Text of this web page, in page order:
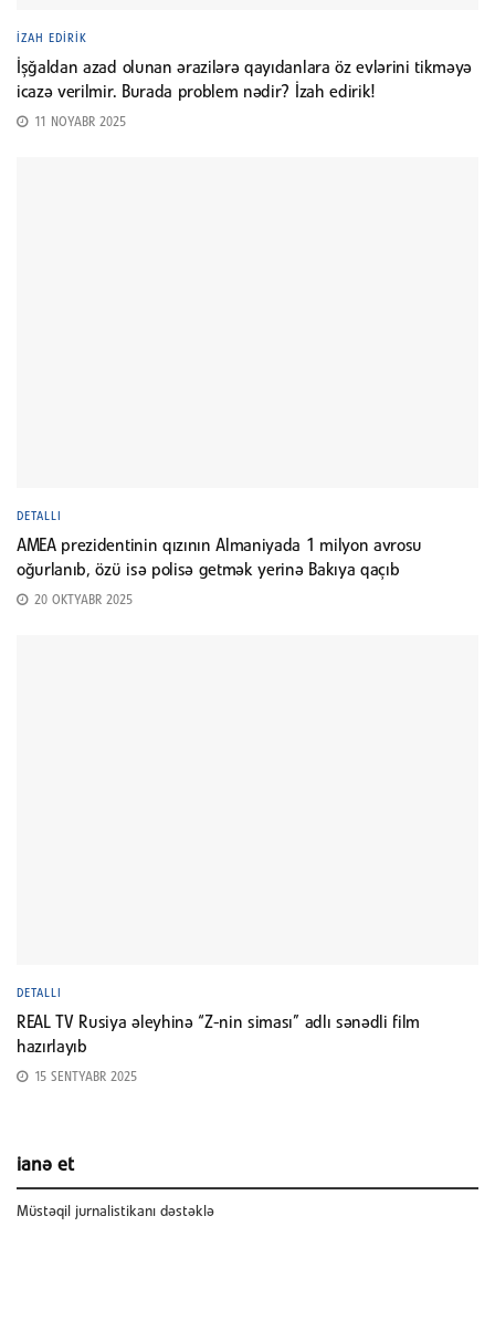
İZAH EDIRIK
İşğaldan azad olunan ərazilərə qayıdanlara öz evlərini tikməyə
icazə verilmir. Burada problem nədir? İzah edirik!
11 NOYABR 2025
DETALLI
AMEA prezidentinin qızının Almaniyada 1 milyon avrosu
oğurlanıb, özü isə polisə getmək yerinə Bakıya qaçıb
20 OKTYABR 2025
DETALLI
REAL TV Rusiya əleyhinə “Z-nin siması” adlı sənədli film
hazırlayıb
15 SENTYABR 2025
ianə et
Müstəqil jurnalistikanı dəstəklə